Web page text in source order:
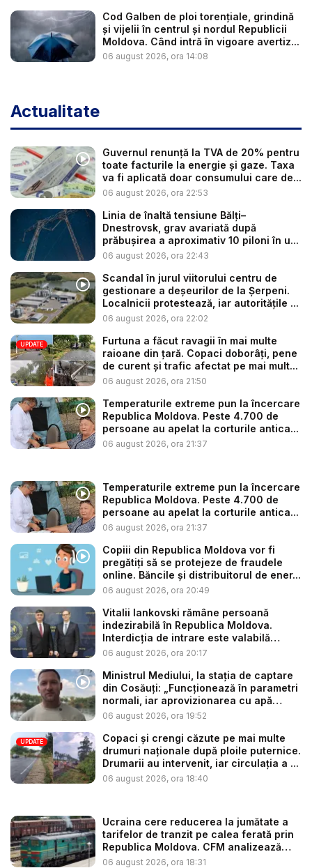
Cod Galben de ploi torențiale, grindină
și vijelii în centrul și nordul Republicii
Moldova. Când intră în vigoare avertiz...
06 august 2026, ora 14:08
Actualitate
Guvernul renunță la TVA de 20% pentru
toate facturile la energie și gaze. Taxa
va fi aplicată doar consumului care de...
06 august 2026, ora 22:53
Linia de înaltă tensiune Bălți–
Dnestrovsk, grav avariată după
prăbușirea a aproximativ 10 piloni în u...
06 august 2026, ora 22:43
Scandal în jurul viitorului centru de
gestionare a deșeurilor de la Șerpeni.
Localnicii protestează, iar autoritățile ...
06 august 2026, ora 22:02
UPDATE
Furtuna a făcut ravagii în mai multe
raioane din țară. Copaci doborâți, pene
de curent și trafic afectat pe mai mult...
06 august 2026, ora 21:50
Temperaturile extreme pun la încercare
Republica Moldova. Peste 4.700 de
persoane au apelat la corturile antica...
06 august 2026, ora 21:37
Temperaturile extreme pun la încercare
Republica Moldova. Peste 4.700 de
persoane au apelat la corturile antica...
06 august 2026, ora 21:37
Copiii din Republica Moldova vor fi
pregătiți să se protejeze de fraudele
online. Băncile și distribuitorul de ener...
06 august 2026, ora 20:49
Vitalii Iankovski rămâne persoană
indezirabilă în Republica Moldova.
Interdicția de intrare este valabilă
până...
06 august 2026, ora 20:17
Ministrul Mediului, la stația de captare
din Cosăuți: „Funcționează în parametri
normali, iar aprovizionarea cu apă
este...
06 august 2026, ora 19:52
UPDATE
Copaci și crengi căzute pe mai multe
drumuri naționale după ploile puternice.
Drumarii au intervenit, iar circulația a ...
06 august 2026, ora 18:40
Ucraina cere reducerea la jumătate a
tarifelor de tranzit pe calea ferată prin
Republica Moldova. CFM analizează
so...
06 august 2026, ora 18:31